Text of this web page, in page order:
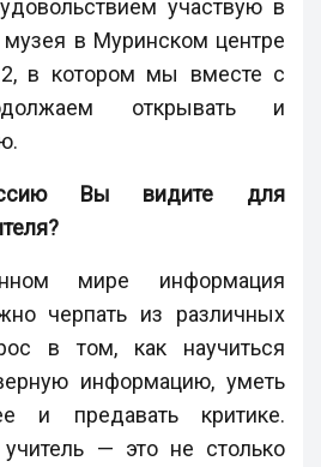
участвую в
в Муринском центре
в котором мы вместе с
открывать и
Вы видите для
мире информация
черпать из различных
в том, как научиться
информацию, уметь
и предавать критике.
— это не столько